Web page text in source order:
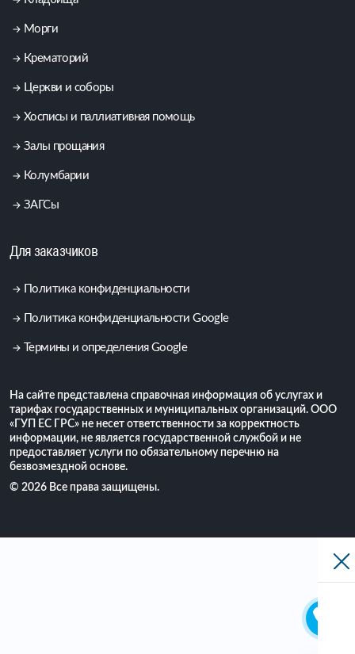
Морги
Крематорий
Церкви и соборы
Хосписы и паллиативная помощь
Залы прощания
Колумбарии
ЗАГСы
Для заказчиков
Политика конфиденциальности
Политика конфиденциальности Google
Термины и определения Google
На сайте представлена справочная информация об услугах и
тарифах государственных и муниципальных организаций. ООО
«ГУП ЕС ГРС» не несет ответственности за корректность
информации, не является государственной службой и не
предоставляет услуги по обязательному перечню на
безвозмездной основе.
© 2026 Все права защищены.